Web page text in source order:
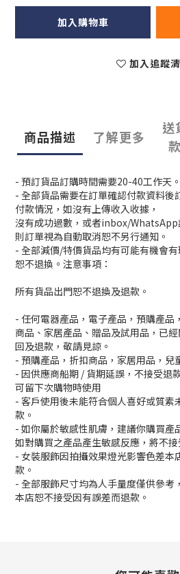
加入購物車
加入追蹤
商品描述 了解更多
送
- 預訂貨品訂購時間需要20-40工作天。
- 全部貨品需要在訂單確認付款資料後
付款情況，如沒有上傳收入收據，
沒有成功過數，或者inbox/WhatsApp
則訂單視為自動取消恕不另行通知。
- 全部減價/特價貨品均有可能有機會有
恕不退換。注意事項：
所有貨品出門恕不退換及退款。
- 任何電器產品，電子產品，預購產品
商品、家居產品、贈品及試用品，已
回及退款，敬請見諒。
- 預購產品，折扣商品，家居用品，兒
- 因供應商船期 / 貨期延誤，不接受退
可留下次購物時使用
- 客戶使用後未能符合個人喜好或質素
款。
- 如你屬於敏感性肌膚，建議你購買產
如對購買之產品產生敏感反應，將不接
- 女裝服飾因拍攝效果燈光影響色差本
款。
- 全部服飾尺寸均為人手量度僅供參
本店恕不接受因有誤差而退款。